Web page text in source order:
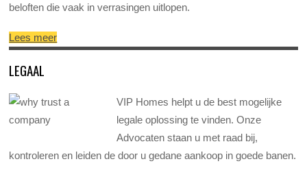
beloften die vaak in verrasingen uitlopen.
Lees meer
LEGAAL
VIP Homes helpt u de best mogelijke
legale oplossing te vinden. Onze
Advocaten staan u met raad bij,
kontroleren en leiden de door u gedane aankoop in goede banen.